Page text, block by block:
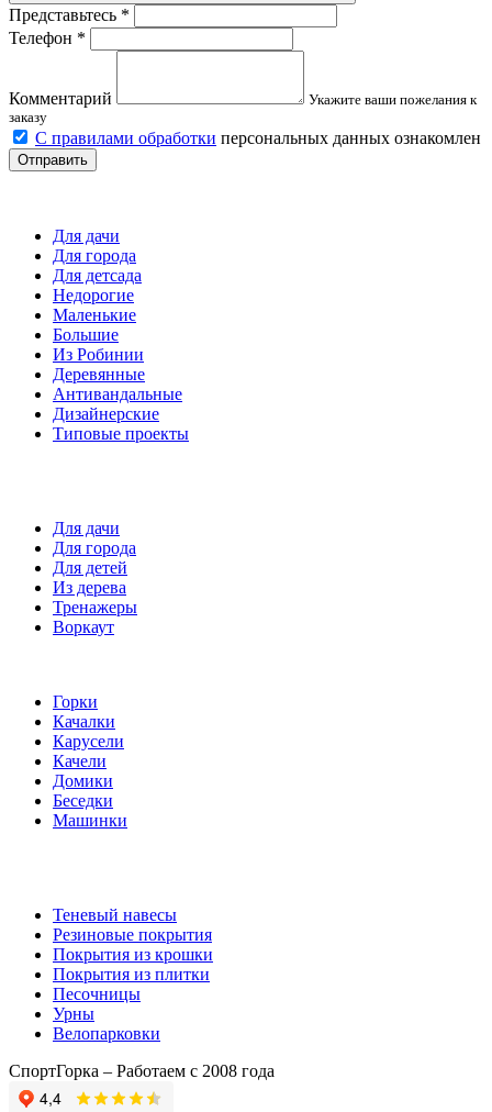
Представьтесь *
Телефон *
Комментарий
Укажите ваши пожелания к
заказу
С правилами обработки персональных данных ознакомлен
Отправить
Для дачи
Для города
Для детсада
Недорогие
Маленькие
Большие
Из Робинии
Деревянные
Антивандальные
Дизайнерские
Типовые проекты
Для дачи
Для города
Для детей
Из дерева
Тренажеры
Воркаут
Горки
Качалки
Карусели
Качели
Домики
Беседки
Машинки
Теневый навесы
Резиновые покрытия
Покрытия из крошки
Покрытия из плитки
Песочницы
Урны
Велопарковки
СпортГорка – Работаем с 2008 года